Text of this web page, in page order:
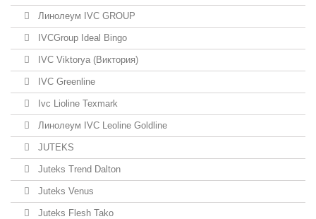
Линолеум IVC GROUP
IVCGroup Ideal Bingo
IVC Viktorya (Виктория)
IVC Greenline
Ivc Lioline Texmark
Линолеум IVC Leoline Goldline
JUTEKS
Juteks Trend Dalton
Juteks Venus
Juteks Flesh Tako